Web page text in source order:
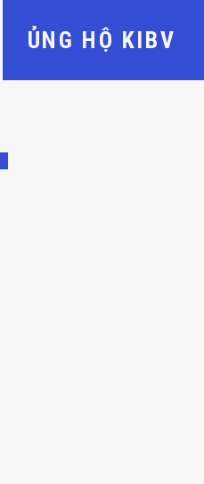
ỦNG HỘ KIBV